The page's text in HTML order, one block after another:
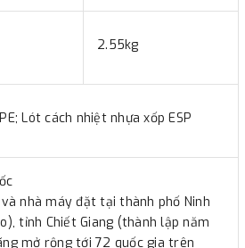
2.55kg
Lót cách nhiệt nhựa xốp ESP
nhà máy đặt tại thành phố Ninh
tỉnh Chiết Giang (thành lập năm
mở rộng tới 72 quốc gia trên